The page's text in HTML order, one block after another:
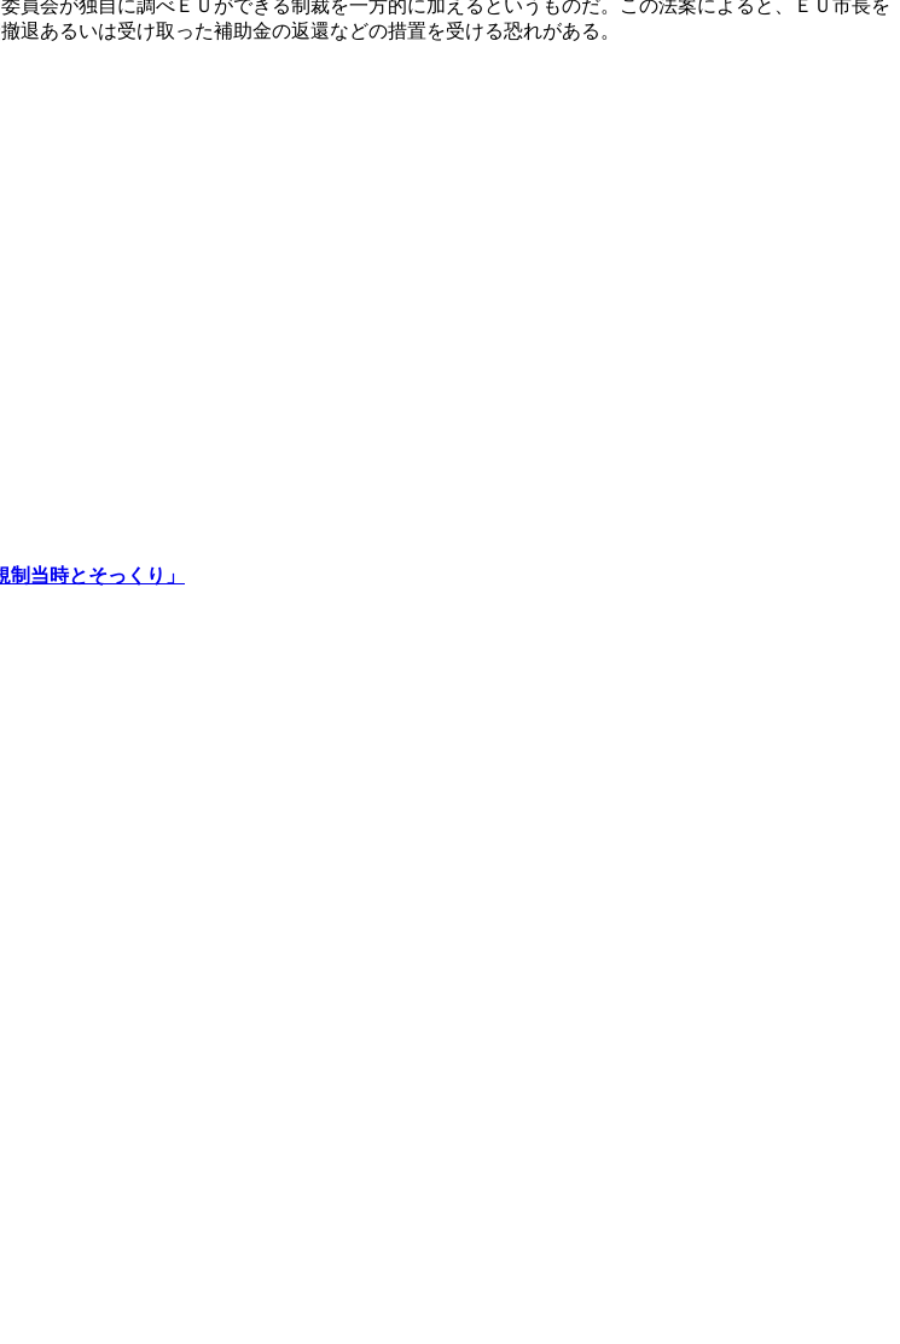
員会が独自に調べＥＵができる制裁を一方的に加えるというものだ。この法案によると、ＥＵ市長を
あるいは受け取った補助金の返還などの措置を受ける恐れがある。
当時とそっくり」